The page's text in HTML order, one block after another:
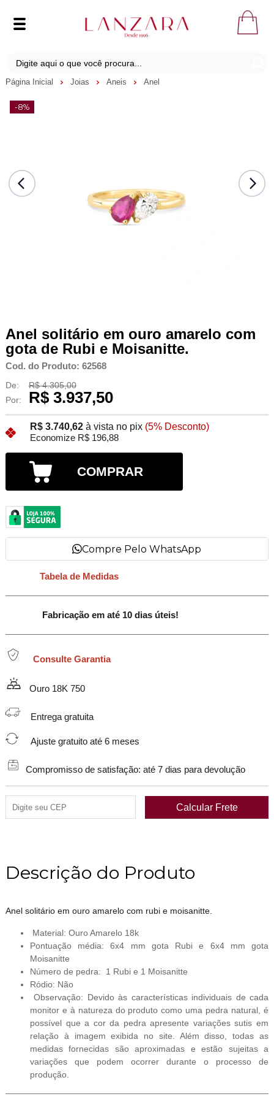
Página Inicial Joias Aneis Anel
-8%
Anel solitário em ouro amarelo com
gota de Rubi e Moisanitte.
Cod. do Produto: 62568
De:
R$ 4.305,00
Por:
R$ 3.937,50
R$ 3.740,62 à vista no pix (5% Desconto)
Economize R$ 196,88
COMPRAR
Compre Pelo WhatsApp
Tabela de Medidas
Fabricação em até 10 dias úteis!
Consulte Garantia
Ouro 18K 750
Entrega gratuita
Ajuste gratuito até 6 meses
Compromisso de satisfação: até 7 dias para devolução
Descrição do Produto
Anel solitário em ouro amarelo com rubi e moisanitte.
Material: Ouro Amarelo 18k
Pontuação média: 6x4 mm gota Rubi e 6x4 mm gota
Moisanitte
Número de pedra: 1 Rubi e 1 Moisanitte
Ródio: Não
Observação: Devido às características individuais de cada
monitor e à natureza do produto como uma pedra natural, é
possível que a cor da pedra apresente variações sutis em
relação à imagem exibida no site. Além disso, todas as
medidas fornecidas são aproximadas e estão sujeitas a
variações que podem ocorrer durante o processo de
produção.